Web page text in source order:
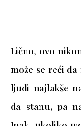
Lično, ovo
može se reći da
ljudi najlakše
da stanu, pa